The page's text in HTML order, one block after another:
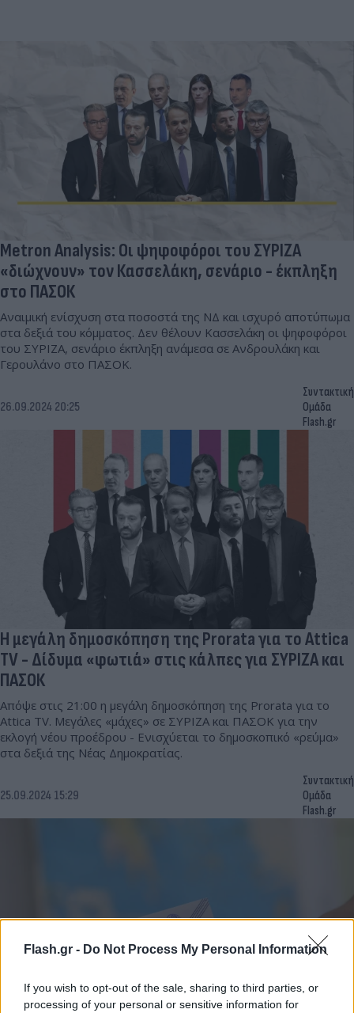
Flash.gr - Do Not Process My Personal Information
If you wish to opt-out of the sale, sharing to third parties, or
processing of your personal or sensitive information for
Metron Analysis: Οι ψηφοφόροι του ΣΥΡΙΖΑ
«διώχνουν» τον Κασσελάκη, σενάριο - έκπληξη
στο ΠΑΣΟΚ
Αναιμική ενίσχυση στα ποσοστά της ΝΔ και ισχυρό αποτύπωμα
στα δεξιά του κόμματος. Δεν θέλουν Κασσελάκη οι ψηφοφόροι
του ΣΥΡΙΖΑ, σενάριο έκπληξη ανάμεσα σε Ανδρουλάκη και
Γερουλάνο στο ΠΑΣΟΚ.
26.09.2024 20:25
Συντακτική
Ομάδα
Flash.gr
Η μεγάλη δημοσκόπηση της Prorata για το Attica
TV - Δίδυμα «φωτιά» στις κάλπες για ΣΥΡΙΖΑ και
ΠΑΣΟΚ
Απόψε στις 21:00 η μεγάλη δημοσκόπηση της Prorata για το
Attica TV. Μεγάλες «μάχες» σε ΣΥΡΙΖΑ και ΠΑΣΟΚ για την
εκλογή νέου προέδρου - Ενισχύεται το δημοσκοπικό «ρεύμα»
στα δεξιά της Νέας Δημοκρατίας.
25.09.2024 15:29
Συντακτική
Ομάδα
Flash.gr